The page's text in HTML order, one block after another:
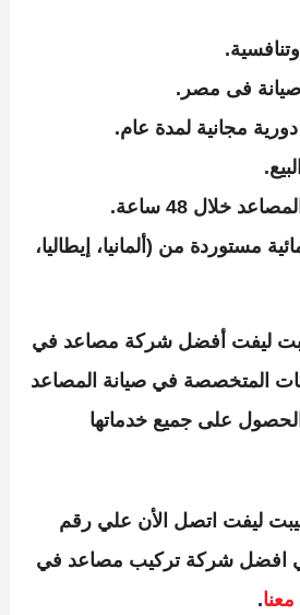
صيانة فى مصر.
دورية مجانية لمدة عام.
خلال 48 ساعة.
مستوردة من (ألمانيا، إيطاليا،
ليفت أفضل شركة مصاعد في
المتخصصة في صيانة المصاعد
على جميع خدماتها
ليفت اتصل الأن علي رقم
افضل شركة تركيب مصاعد في
.